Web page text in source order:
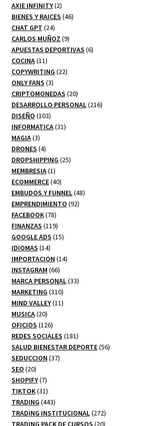
productos
AXIE INFINITY 22
productos
BIENES Y RAICES 4646
CHAT GPT 2424
productos
CARLOS MUÑOZ 99
productos
APUESTAS DEPORTIVAS 66
COCINA 1111
productos
COPYWRITING 2222
ONLY FANS 33
productos
CRIPTOMONEDAS 2020
productos
DESARROLLO PERSONAL 216216
DISEÑO 103103
productos
INFORMATICA 3131
MAGIA 33
productos
DRONES 44
productos
DROPSHIPPING 2525
MEMBRESIA 11
producto
ECOMMERCE 4040
productos
EMBUDOS Y FUNNEL 4848
EMPRENDIMIENTO 9292
FACEBOOK 7878
productos
FINANZAS 119119
productos
GOOGLE ADS 1515
IDIOMAS 1414
productos
IMPORTACION 1414
INSTAGRAM 6666
productos
MARCA PERSONAL 3333
MARKETING 310310
productos
MIND VALLEY 1111
MUSICA 2020
productos
OFICIOS 126126
productos
REDES SOCIALES 181181
productos
SALUD BIENESTAR DEPORTE 5656
SEDUCCION 3737
SEO 2020
productos
SHOPIFY 77
productos
TIKTOK 3131
productos
TRADING 443443
productos
TRADING INSTITUCIONAL 272272
productos
TRADING PACK DE CURSOS 2020